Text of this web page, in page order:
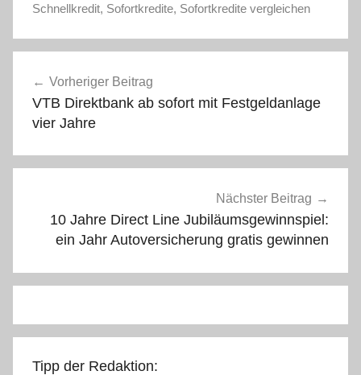
Schnellkredit, Sofortkredite, Sofortkredite vergleichen
Vorheriger Beitrag
VTB Direktbank ab sofort mit Festgeldanlage
vier Jahre
Nächster Beitrag
10 Jahre Direct Line Jubiläumsgewinnspiel:
ein Jahr Autoversicherung gratis gewinnen
Tipp der Redaktion: